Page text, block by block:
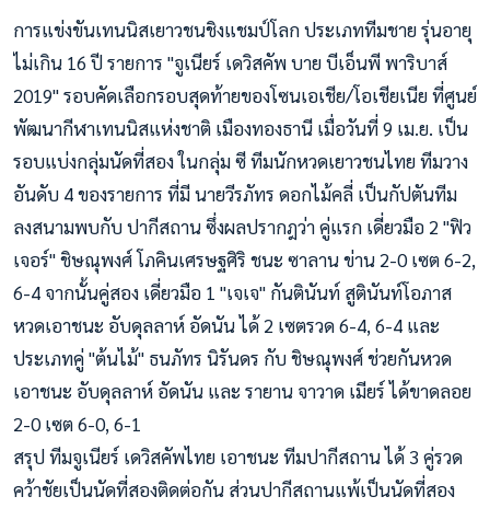
การแข่งขันเทนนิสเยาวชนชิงแชมป์โลก ประเภททีมชาย รุ่นอายุ
ไม่เกิน 16 ปี รายการ "จูเนียร์ เดวิสคัพ บาย บีเอ็นพี พาริบาส์
2019" รอบคัดเลือกรอบสุดท้ายของโซนเอเชีย/โอเชียเนีย ที่ศูนย์
พัฒนากีฬาเทนนิสแห่งชาติ เมืองทองธานี เมื่อวันที่ 9 เม.ย. เป็น
รอบแบ่งกลุ่มนัดที่สอง ในกลุ่ม ซี ทีมนักหวดเยาวชนไทย ทีมวาง
อันดับ 4 ของรายการ ที่มี นายวีรภัทร ดอกไม้คลี่ เป็นกัปตันทีม
ลงสนามพบกับ ปากีสถาน ซึ่งผลปรากฎว่า คู่แรก เดี่ยวมือ 2 "ฟิว
เจอร์" ชิษณุพงศ์ โภคินเศรษฐศิริ ชนะ ซาลาน ข่าน 2-0 เซต 6-2,
6-4 จากนั้นคู่สอง เดี่ยวมือ 1 "เจเจ" กันตินันท์ สูตินันท์โอภาส
หวดเอาชนะ อับดุลลาห์ อัดนัน ได้ 2 เซตรวด 6-4, 6-4 และ
ประเภทคู่ "ต้นไม้" ธนภัทร นิรันดร กับ ชิษณุพงศ์ ช่วยกันหวด
เอาชนะ อับดุลลาห์ อัดนัน และ รายาน จาวาด เมียร์ ได้ขาดลอย
2-0 เซต 6-0, 6-1
สรุป ทีมจูเนียร์ เดวิสคัพไทย เอาชนะ ทีมปากีสถาน ได้ 3 คู่รวด
คว้าชัยเป็นนัดที่สองติดต่อกัน ส่วนปากีสถานแพ้เป็นนัดที่สอง